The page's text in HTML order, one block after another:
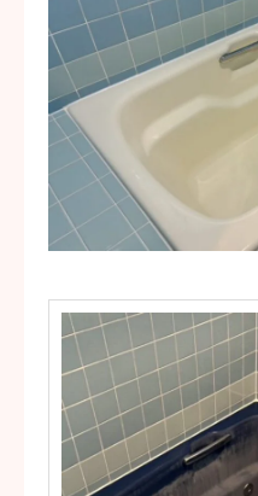
浴槽塗装
外壁アート
施工事例
会社案内